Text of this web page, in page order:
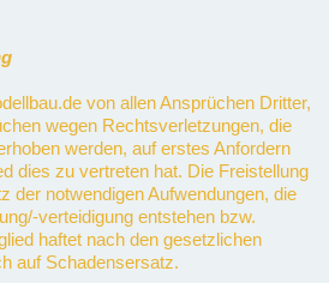
von allen Ansprüchen Dritter,
wegen Rechtsverletzungen, die
werden, auf erstes Anfordern
dies zu vertreten hat. Die Freistellung
der notwendigen Aufwendungen, die
verteidigung entstehen bzw.
haftet nach den gesetzlichen
auf Schadensersatz.